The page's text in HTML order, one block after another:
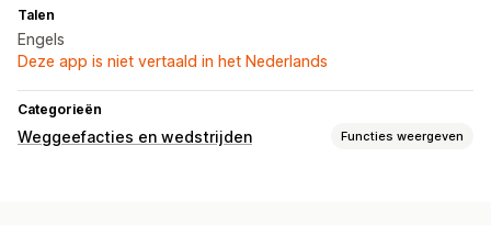
Talen
Engels
Deze app is niet vertaald in het Nederlands
Categorieën
Weggeefacties en wedstrijden Functies weergeven